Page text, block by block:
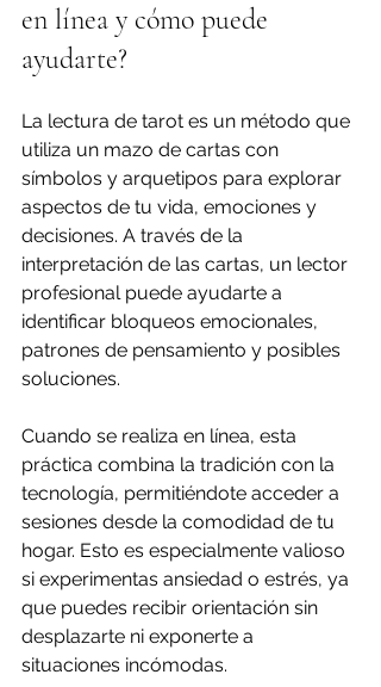
en línea y cómo puede
ayudarte?
La lectura de tarot es un método que
utiliza un mazo de cartas con
símbolos y arquetipos para explorar
aspectos de tu vida, emociones y
decisiones. A través de la
interpretación de las cartas, un lector
profesional puede ayudarte a
identificar bloqueos emocionales,
patrones de pensamiento y posibles
soluciones.
Cuando se realiza en línea, esta
práctica combina la tradición con la
tecnología, permitiéndote acceder a
sesiones desde la comodidad de tu
hogar. Esto es especialmente valioso
si experimentas ansiedad o estrés, ya
que puedes recibir orientación sin
desplazarte ni exponerte a
situaciones incómodas.